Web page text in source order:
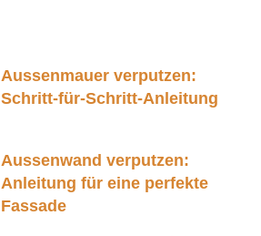
Aussenmauer verputzen:
Schritt-für-Schritt-Anleitung
Aussenwand verputzen:
Anleitung für eine perfekte
Fassade